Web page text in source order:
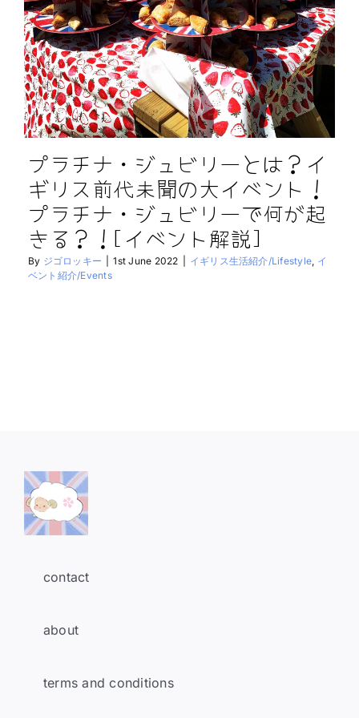
プラチナ・ジュビリーとは？イ
ギリス前代未聞の大イベント！
プラチナ・ジュビリーで何が起
きる？！[イベント解説]
By ジゴロッキー 1st June 2022 イギリス生活紹介/Lifestyle, イ
ベント紹介/Events
contact
about
terms and conditions